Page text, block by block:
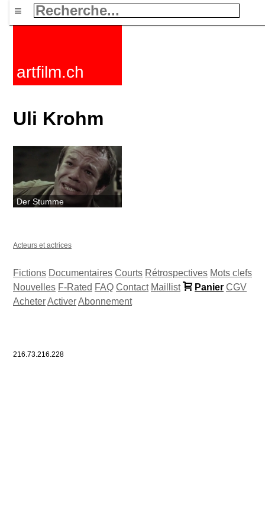
≡
artfilm.ch
Uli Krohm
Der Stumme
Acteurs et actrices
Fictions Documentaires Courts Rétrospectives Mots clefs
Nouvelles F-Rated FAQ Contact Maillist Panier CGV
AcheterActiverAbonnement
216.73.216.228